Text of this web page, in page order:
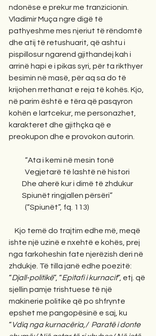
ndonëse e prekur me tranzicionin.
Vladimir Muça ngre digë të
pathyeshme mes njeriut të rëndomtë
dhe atij të retushuarit, që ashtu i
pispillosur ngarend gjithandej kah i
arrinë hapi e i pikas syri, për ta rikthyer
besimin në masë, për aq sa do të
krijohen rrethanat e reja të kohës. Kjo,
në parim është e tëra që pasqyron
kohën e lartcekur, me personazhet,
karakteret dhe gjithçka që e
preokupon dhe e provokon autorin.
           “Ata i kemi në mesin tonë
           Vegjetarë të lashtë në histori
         Dhe aherë kur i dimë të zhdukur
         Spiunët ringjallen përsëri”
           (“Spiunët”, fq. 113)
ishte një uzinë e nxehtë e kohës, prej
nga farkoheshin fate njerëzish deri në
zhdukje. Të tilla janë edhe poezitë:
“Djall-politikë”, “Epitafi i kurnacit”, etj. që
sjellin pamje trishtuese të një
makinerie politike që po shfrynte
epshet me pangopësinë e saj, ku
“Vdiq nga kurnacëria,/ Paratë i donte